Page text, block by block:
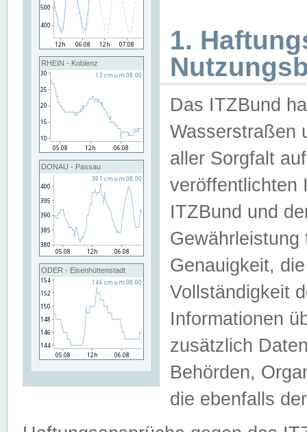
RHEIN - Koblenz
DONAU - Passau
ODER - Eisenhüttenstadt
1.
Das ITZBund
Wasserstraßen
aller Sorgfalt
veröffentlichten
ITZBund und
Genauigkeit,
Vollständigkeit
Informationen
zusätzlich
Behörden,
die ebenfalls